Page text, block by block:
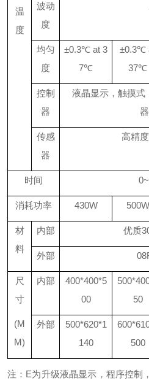
温
度
波动
度
均匀
度
±0.3℃ at 3
7℃
±0.3℃
37℃
控制
器
液晶显示，触摸式
传感
器
高精
时间
消耗功率 430W 500W
材
料
内部 优质
外部
尺
寸
(M
M)
内部
400*400*5
00
50
外部
500*620*1
140
500
注：E为升级液晶显示，程序控制